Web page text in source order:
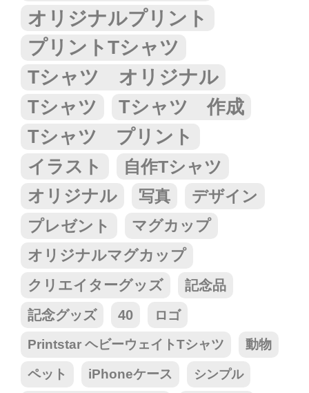
オリジナルプリント
プリントTシャツ
Tシャツ オリジナル
Tシャツ
Tシャツ 作成
Tシャツ プリント
イラスト 自作Tシャツ
オリジナル 写真
デザイン
プレゼント
マグカップ
オリジナルマグカップ
クリエイターグッズ
記念品
記念グッズ
40 ロゴ
Printstar ヘビーウェイトTシャツ 動物
ペット iPhoneケース シンプル